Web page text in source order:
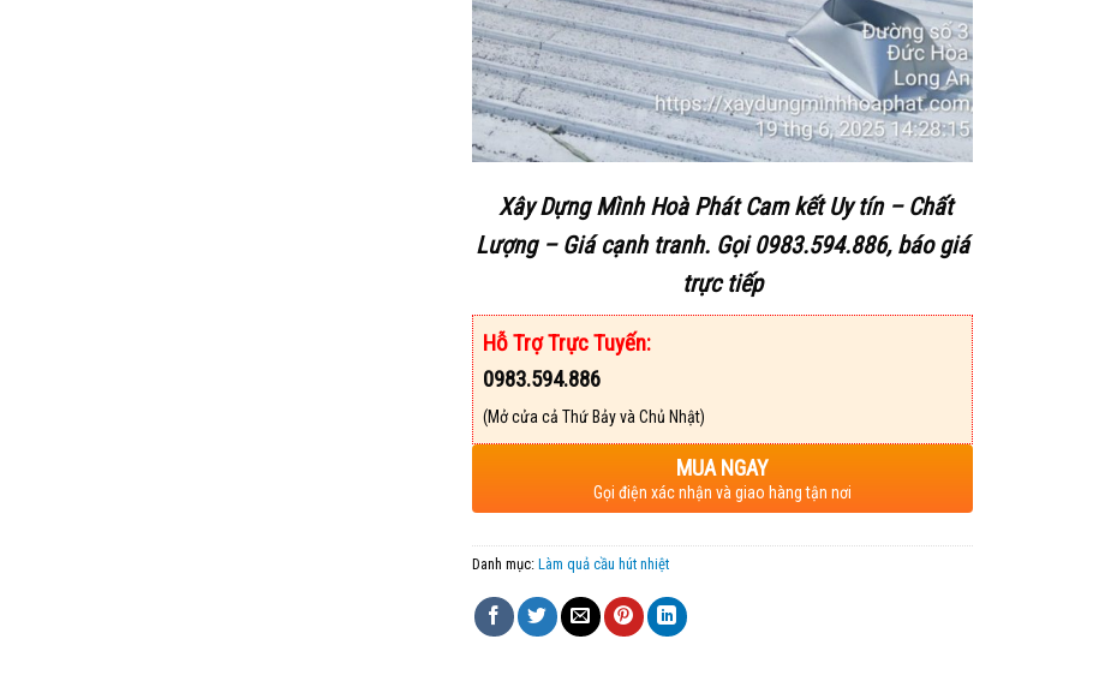
Xây Dựng Mình Hoà Phát Cam kết Uy tín – Chất
Lượng – Giá cạnh tranh. Gọi 0983.594.886, báo giá
trựctiếp
Hỗ Trợ Trực Tuyến:
0983.594.886
(Mở cửa cả Thứ Bảy và Chủ Nhật)
MUA NGAY
Gọi điện xác nhận và giao hàng tận nơi
Danh mục:Làm quả cầu hút nhiệt